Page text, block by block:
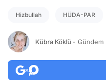
Hizbullah HÜDA-PAR
Kübra Köklü - Gündem